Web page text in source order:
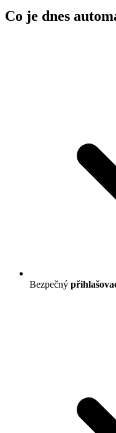
Co je dnes
Bezpečný